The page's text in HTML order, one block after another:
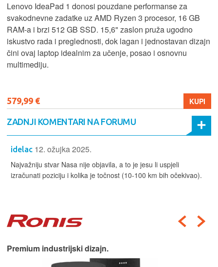
Lenovo IdeaPad 1 donosi pouzdane performanse za
svakodnevne zadatke uz AMD Ryzen 3 procesor, 16 GB
RAM-a i brzi 512 GB SSD. 15,6" zaslon pruža ugodno
iskustvo rada i preglednosti, dok lagan i jednostavan dizajn
čini ovaj laptop idealnim za učenje, posao i osnovnu
multimediju.
579,99 € KUPI
ZADNJI KOMENTARI NA FORUMU
idelac 12. ožujka 2025.
Najvažniju stvar Nasa nije objavila, a to je jesu li uspjeli
izračunati poziciju i kolika je točnost (10-100 km bih očekivao).
Premium industrijski dizajn.